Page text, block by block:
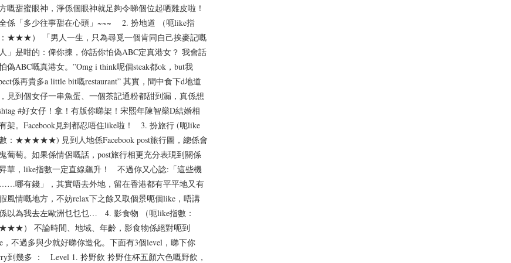
嘅甜蜜眼神，淨係個眼神就足夠令睇個位起哂雞皮啦！
係「多少往事甜在心頭」~~~ 2. 扮地道 （呃like指
★★★） 「男人一生，只為尋覓一個肯同自己挨麥記嘅
」是咁的：俾你揀，你話你怕偽ABC定真港女？ 我會話
偽ABC嘅真港女。”Omg i think呢個steak都ok，but我
係再貴多a little bit嘅restaurant” 其實，間中食下d地道
見到個女仔一串魚蛋、一個茶記通粉都甜到漏，真係想
#好女仔！拿！有版你睇架！宋熙年陳智燊D結婚相
架。Facebook見到都忍唔住like啦！ 3. 扮旅行 (呃like
：★★★★★) 見到人地係Facebook post旅行圖，總係會
葡萄。如果係情侶嘅話，post旅行相更充分表現到關係
華，like指數一定直線飆升！ 不過你又心諗:「這些機
哪有錢」，其實唔去外地，留在香港都有平平地又有
風情嘅地方，不妨relax下之餘又取個景呃個like，唔講
以為我去左歐洲乜乜乜… 4. 影食物 （呃like指數：
） 不論時間、地域、年齡，影食物係絕對呃到
，不過多與少就好睇你造化。下面有3個level，睇下你
到幾多 ： Level 1. 拎野飲 拎野住杯五顏六色嘅野飲，